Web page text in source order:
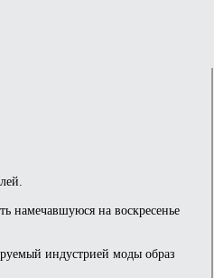
намечавшуюся на воскресенье
индустрией моды образ